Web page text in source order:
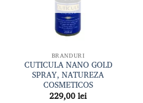
BRANDURI
CUTICULA NANO GOLD
SPRAY, NATUREZA
COSMETICOS
229,00lei